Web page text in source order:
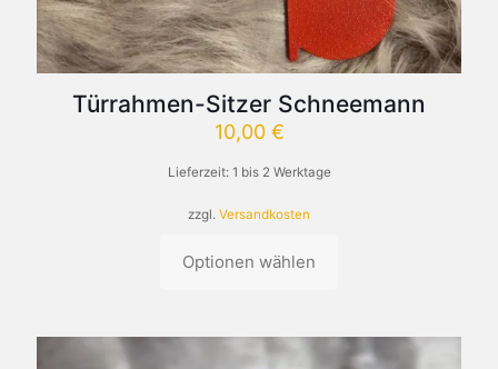
Türrahmen-Sitzer Schneemann
10,00 €
Lieferzeit: 1 bis 2 Werktage
zzgl. Versandkosten
Optionen wählen